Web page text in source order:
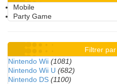
Mobile
Party Game
Filtrer
Nintendo Wii (1081)
Nintendo Wii U (682)
Nintendo DS (1100)